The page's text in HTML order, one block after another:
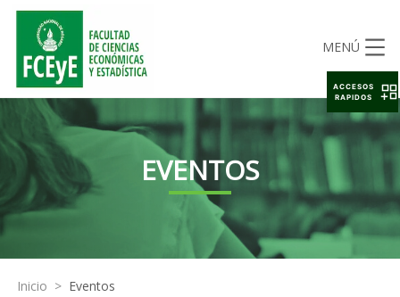
MENÚ
EVENTOS
Inicio > Eventos
ACCESOS
RAPIDOS